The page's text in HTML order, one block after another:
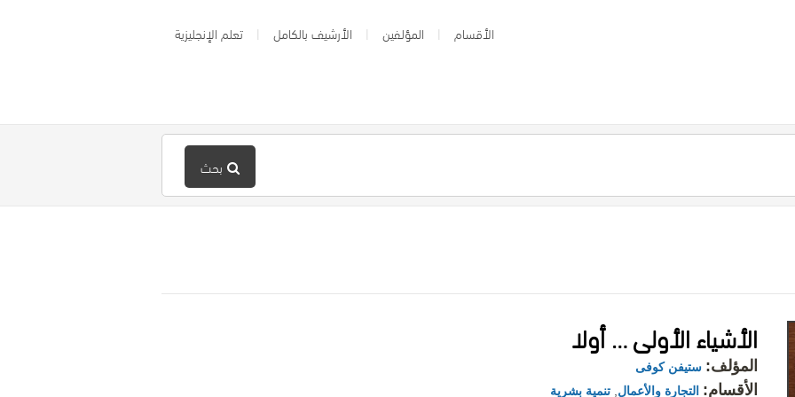
الأقسام المؤلفين الأرشيف بالكامل تعلم الإنجليزية
بحث
الأشياء الأولى … أولا
المؤلف: ستيفن كوفى
الأقسام: التجارة والأعمال تنمية بشرية